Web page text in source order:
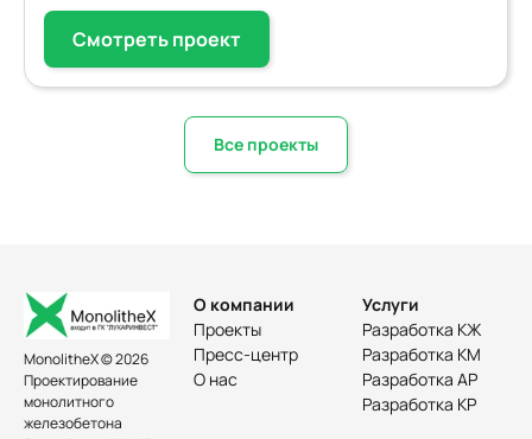
Смотреть проект
Все проекты
MonolitheX © 2026
Проектирование
монолитного
железобетона
О компании
Проекты
Пресс-центр
О нас
Услуги
Разработка КЖ
Разработка КМ
Разработка АР
Разработка КР